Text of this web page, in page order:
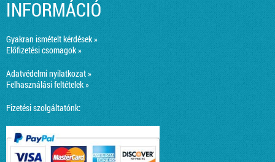
INFORMÁCIÓ
Gyakran ismételt kérdések »
Előfizetési csomagok »
Adatvédelmi nyilatkozat »
Felhasználási feltételek »
Fizetési szolgáltatónk: